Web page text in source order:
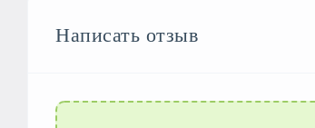
Написать отзыв